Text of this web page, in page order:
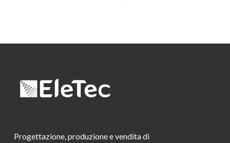
Progettazione, produzione e vendita di